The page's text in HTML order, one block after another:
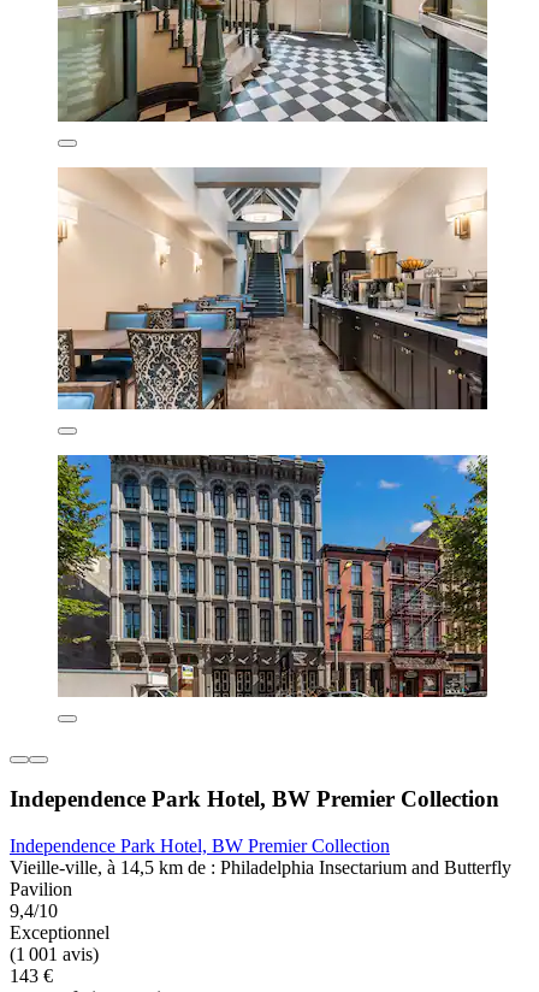
Independence Park Hotel, BW Premier Collection
Independence Park Hotel, BW Premier Collection
Vieille-ville, à 14,5 km de : Philadelphia Insectarium and Butterfly
Pavilion
9,4/10
Exceptionnel
(1 001 avis)
143 €